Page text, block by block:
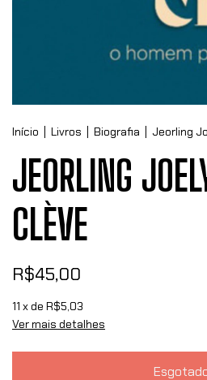
Início Livros Biografia Jeorling
JEORLING
CLÈVE
R$45,00
11 x de R$5,03
Ver mais detalhes